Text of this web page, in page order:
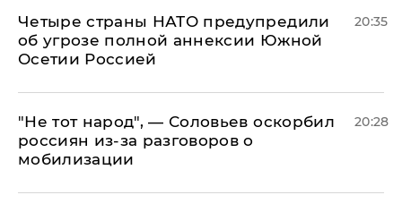
Четыре страны НАТО предупредили
об угрозе полной аннексии Южной
Осетии Россией
20:35
​"Не тот народ", — Соловьев оскорбил
россиян из-за разговоров о
мобилизации
20:28